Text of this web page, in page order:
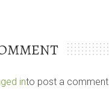
into post a comment.